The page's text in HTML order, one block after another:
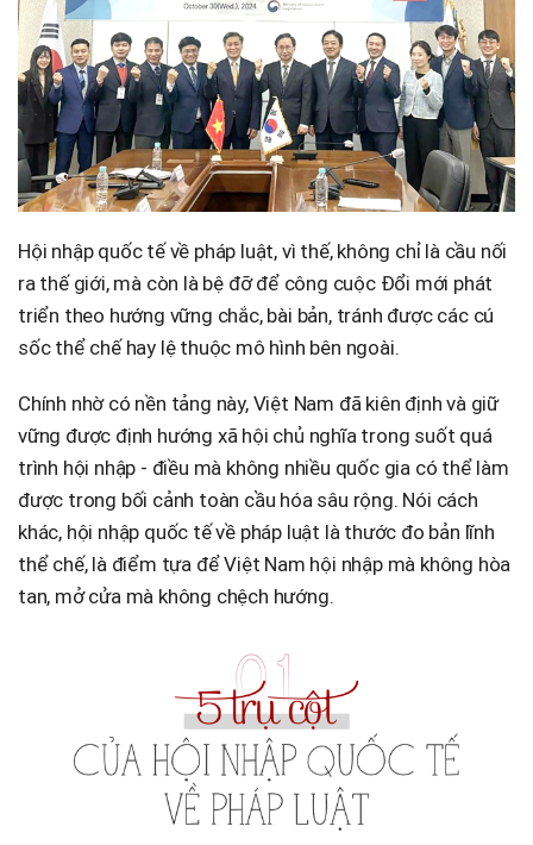
Hội nhập quốc tế về pháp luật, vì thế, không chỉ là cầu nối
ra thế giới, mà còn là bệ đỡ để công cuộc Đổi mới phát
triển theo hướng vững chắc, bài bản, tránh được các cú
sốc thể chế hay lệ thuộc mô hình bên ngoài.
Chính nhờ có nền tảng này, Việt Nam đã kiên định và giữ
vững được định hướng xã hội chủ nghĩa trong suốt quá
trình hội nhập - điều mà không nhiều quốc gia có thể làm
được trong bối cảnh toàn cầu hóa sâu rộng. Nói cách
khác, hội nhập quốc tế về pháp luật là thước đo bản lĩnh
thể chế, là điểm tựa để Việt Nam hội nhập mà không hòa
tan, mở cửa mà không chệch hướng.